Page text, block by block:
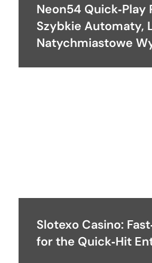
Neon54 Quick‑Play
Szybkie Automaty,
Natychmiastowe
Slotexo Casino:
for the Quick‑Hit